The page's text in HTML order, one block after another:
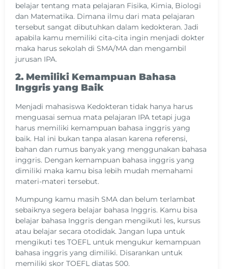
belajar tentang mata pelajaran Fisika, Kimia, Biologi
dan Matematika. Dimana ilmu dari mata pelajaran
tersebut sangat dibutuhkan dalam kedokteran. Jadi
apabila kamu memiliki cita-cita ingin menjadi dokter
maka harus sekolah di SMA/MA dan mengambil
jurusan IPA.
2. Memiliki Kemampuan Bahasa
Inggris yang Baik
Menjadi mahasiswa Kedokteran tidak hanya harus
menguasai semua mata pelajaran IPA tetapi juga
harus memiliki kemampuan bahasa inggris yang
baik. Hal ini bukan tanpa alasan karena referensi,
bahan dan rumus banyak yang menggunakan bahasa
inggris. Dengan kemampuan bahasa inggris yang
dimiliki maka kamu bisa lebih mudah memahami
materi-materi tersebut.
Mumpung kamu masih SMA dan belum terlambat
sebaiknya segera belajar bahasa Inggris. Kamu bisa
belajar bahasa Inggris dengan mengikuti les, kursus
atau belajar secara otodidak. Jangan lupa untuk
mengikuti tes TOEFL untuk mengukur kemampuan
bahasa inggris yang dimiliki. Disarankan untuk
memiliki skor TOEFL diatas 500.